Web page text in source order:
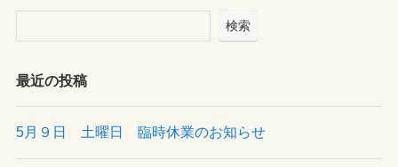
検索
最近の投稿
5月９日 土曜日 臨時休業のお知らせ